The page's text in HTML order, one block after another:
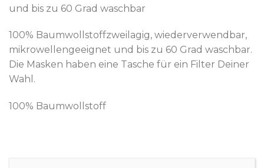
und bis zu 60 Grad waschbar
100% Baumwollstoffzweilagig, wiederverwendbar,
mikrowellengeeignet und bis zu 60 Grad waschbar.
Die Masken haben eine Tasche für ein Filter Deiner
Wahl.
100% Baumwollstoff